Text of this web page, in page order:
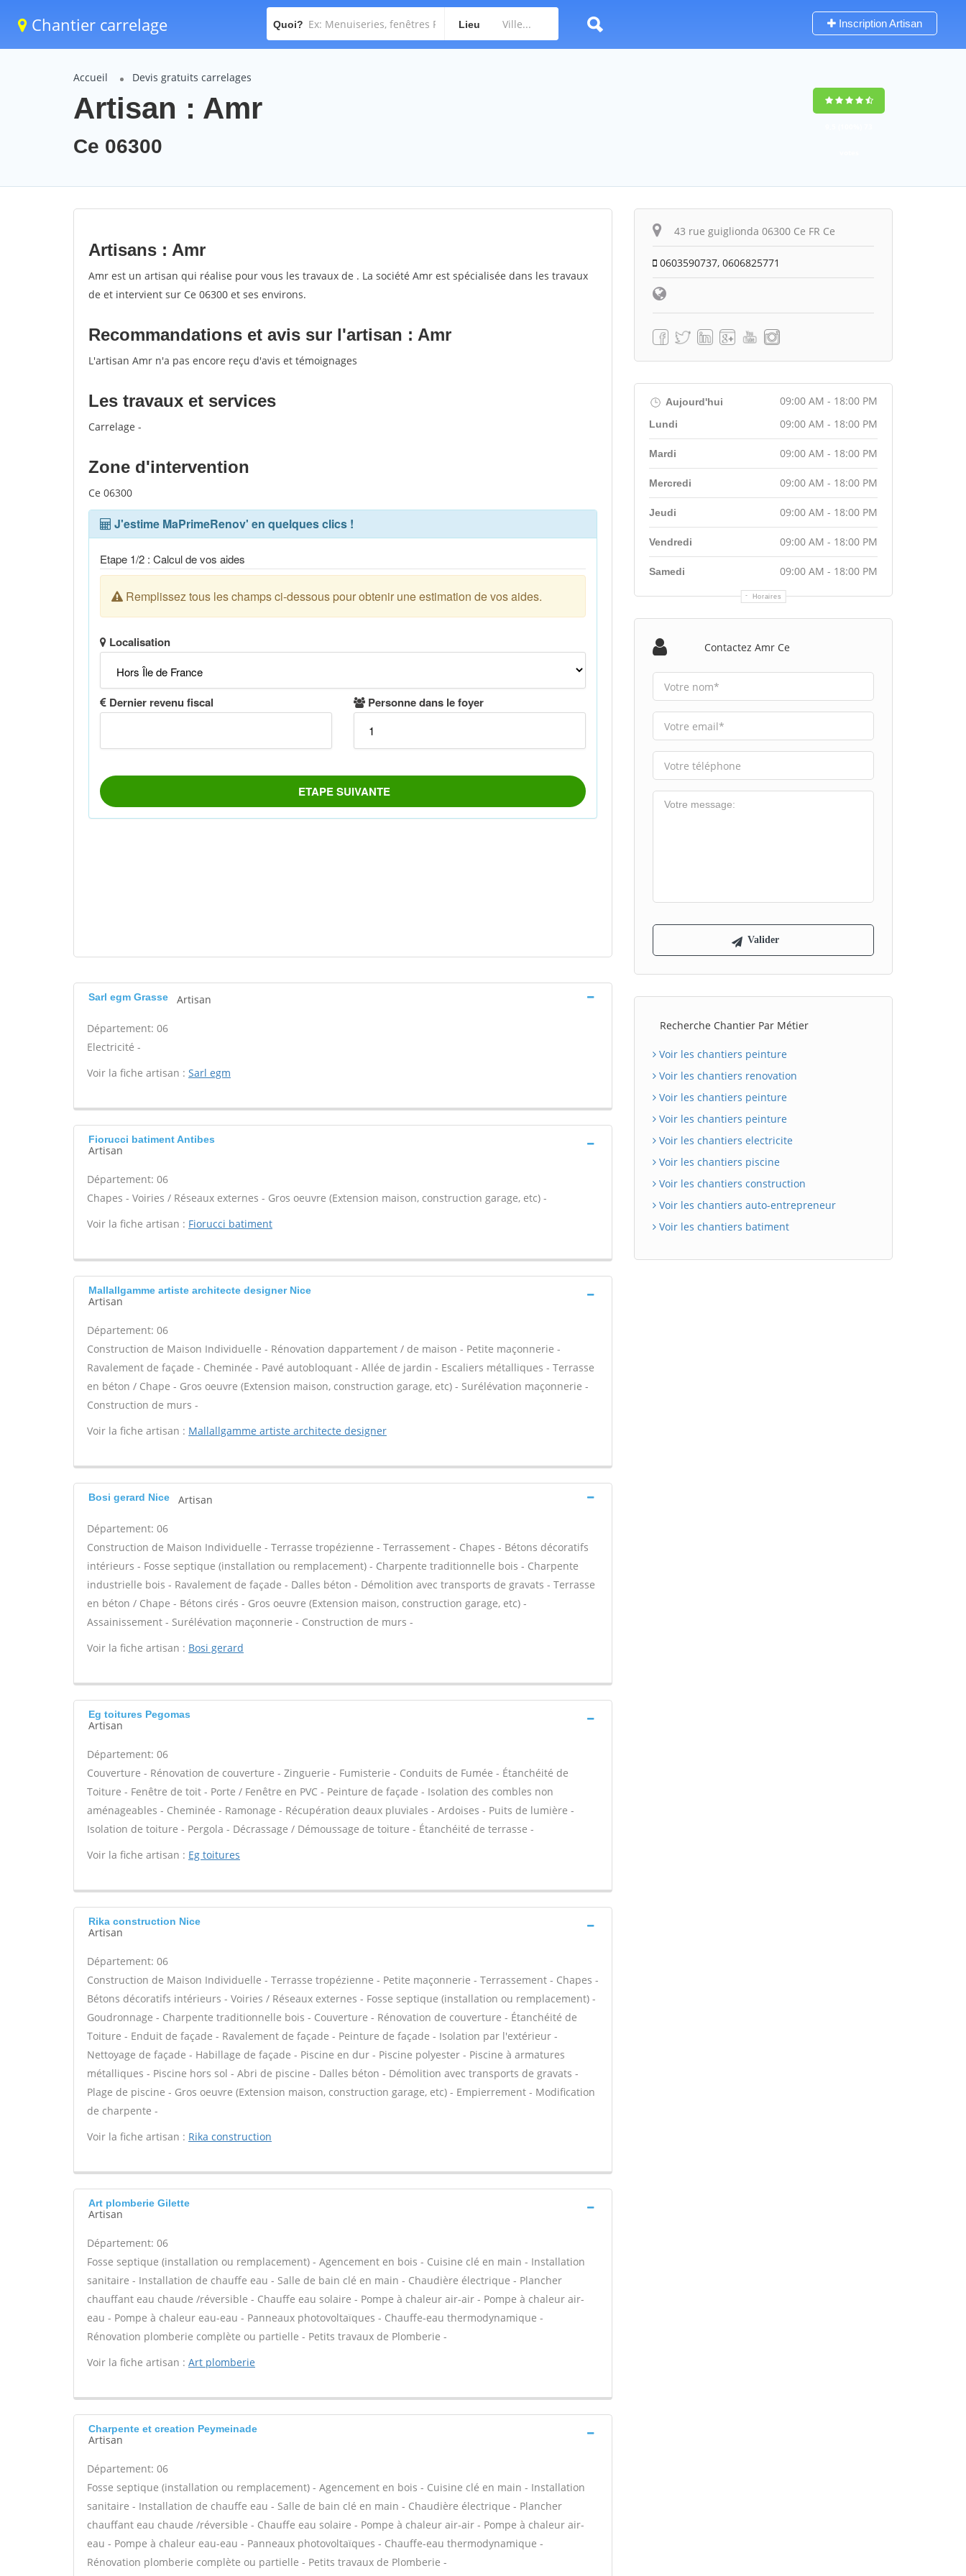
Chantier carrelage Quoi? Lieu Inscription Artisan
Accueil Devis gratuits carrelages
Artisan : Amr
Ce 06300
Artisans : Amr
Amr est un artisan qui réalise pour vous les travaux de . La société Amr est spécialisée dans les travaux
de et intervient sur Ce 06300 et ses environs.
Recommandations et avis sur l'artisan : Amr
L'artisan Amr n'a pas encore reçu d'avis et témoignages
Les travaux et services
Carrelage -
Zone d'intervention
Ce 06300
Sarl egm Grasse Artisan
Département: 06
Electricité -
Voir la fiche artisan : Sarl egm
Fiorucci batiment Antibes
Artisan
Département: 06
Chapes - Voiries / Réseaux externes - Gros oeuvre (Extension maison, construction garage, etc) -
Voir la fiche artisan : Fiorucci batiment
Mallallgamme artiste architecte designer Nice
Artisan
Département: 06
Construction de Maison Individuelle - Rénovation dappartement / de maison - Petite maçonnerie -
Ravalement de façade - Cheminée - Pavé autobloquant - Allée de jardin - Escaliers métalliques - Terrasse
en béton / Chape - Gros oeuvre (Extension maison, construction garage, etc) - Surélévation maçonnerie -
Construction de murs -
Voir la fiche artisan : Mallallgamme artiste architecte designer
Bosi gerard Nice Artisan
Département: 06
Construction de Maison Individuelle - Terrasse tropézienne - Terrassement - Chapes - Bétons décoratifs
intérieurs - Fosse septique (installation ou remplacement) - Charpente traditionnelle bois - Charpente
industrielle bois - Ravalement de façade - Dalles béton - Démolition avec transports de gravats - Terrasse
en béton / Chape - Bétons cirés - Gros oeuvre (Extension maison, construction garage, etc) -
Assainissement - Surélévation maçonnerie - Construction de murs -
Voir la fiche artisan : Bosi gerard
Eg toitures Pegomas
Artisan
Département: 06
Couverture - Rénovation de couverture - Zinguerie - Fumisterie - Conduits de Fumée - Étanchéité de
Toiture - Fenêtre de toit - Porte / Fenêtre en PVC - Peinture de façade - Isolation des combles non
aménageables - Cheminée - Ramonage - Récupération deaux pluviales - Ardoises - Puits de lumière -
Isolation de toiture - Pergola - Décrassage / Démoussage de toiture - Étanchéité de terrasse -
Voir la fiche artisan : Eg toitures
Rika construction Nice
Artisan
Département: 06
Construction de Maison Individuelle - Terrasse tropézienne - Petite maçonnerie - Terrassement - Chapes -
Bétons décoratifs intérieurs - Voiries / Réseaux externes - Fosse septique (installation ou remplacement) -
Goudronnage - Charpente traditionnelle bois - Couverture - Rénovation de couverture - Étanchéité de
Toiture - Enduit de façade - Ravalement de façade - Peinture de façade - Isolation par l'extérieur -
Nettoyage de façade - Habillage de façade - Piscine en dur - Piscine polyester - Piscine à armatures
métalliques - Piscine hors sol - Abri de piscine - Dalles béton - Démolition avec transports de gravats -
Plage de piscine - Gros oeuvre (Extension maison, construction garage, etc) - Empierrement - Modification
de charpente -
Voir la fiche artisan : Rika construction
Art plomberie Gilette
Artisan
Département: 06
Fosse septique (installation ou remplacement) - Agencement en bois - Cuisine clé en main - Installation
sanitaire - Installation de chauffe eau - Salle de bain clé en main - Chaudière électrique - Plancher
chauffant eau chaude /réversible - Chauffe eau solaire - Pompe à chaleur air-air - Pompe à chaleur air-
eau - Pompe à chaleur eau-eau - Panneaux photovoltaïques - Chauffe-eau thermodynamique -
Rénovation plomberie complète ou partielle - Petits travaux de Plomberie -
Voir la fiche artisan : Art plomberie
Charpente et creation Peymeinade
Artisan
Département: 06
Fosse septique (installation ou remplacement) - Agencement en bois - Cuisine clé en main - Installation
sanitaire - Installation de chauffe eau - Salle de bain clé en main - Chaudière électrique - Plancher
chauffant eau chaude /réversible - Chauffe eau solaire - Pompe à chaleur air-air - Pompe à chaleur air-
eau - Pompe à chaleur eau-eau - Panneaux photovoltaïques - Chauffe-eau thermodynamique -
Rénovation plomberie complète ou partielle - Petits travaux de Plomberie -
43 rue guiglionda 06300 Ce FR Ce
0603590737, 0606825771
Aujourd'hui 09:00 AM - 18:00 PM
Horaires
Lundi 09:00 AM - 18:00 PM
Mardi 09:00 AM - 18:00 PM
Mercredi 09:00 AM - 18:00 PM
Jeudi 09:00 AM - 18:00 PM
Vendredi 09:00 AM - 18:00 PM
Samedi 09:00 AM - 18:00 PM
Contactez Amr Ce
Recherche Chantier Par Métier
Voir les chantiers peinture
Voir les chantiers renovation
Voir les chantiers peinture
Voir les chantiers peinture
Voir les chantiers electricite
Voir les chantiers piscine
Voir les chantiers construction
Voir les chantiers auto-entrepreneur
Voir les chantiers batiment